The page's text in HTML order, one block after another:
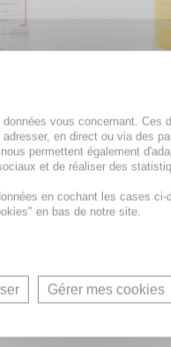
protect
au soleil
l'huile
prévenant
Application
instantanée
bronzage
10,03€ au
vous concernant. Ces
en direct ou via des
permettent également
et de réaliser des
en cochant les cases ci-
en bas de notre site.
Gérer mes cookies